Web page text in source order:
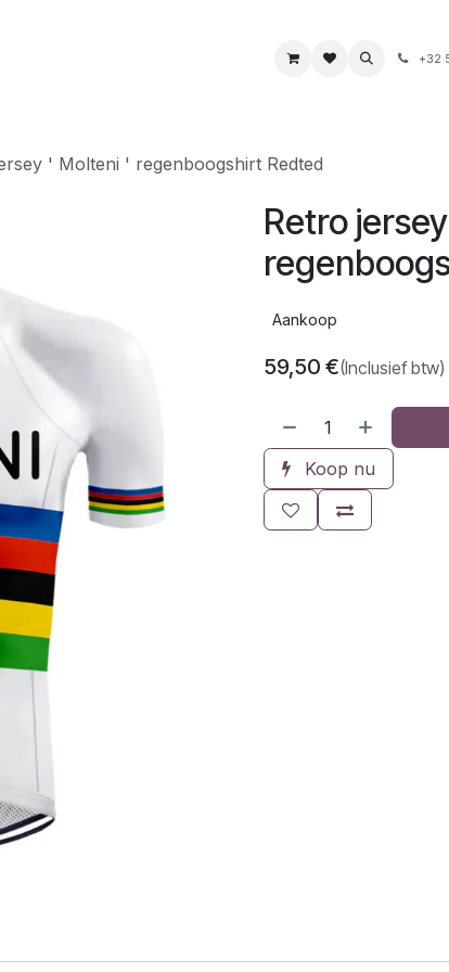
Juwelen +32
' Molteni ' regenboogshirt Redted
Retro
Aankoop
59,50 €(Inclusief btw)
Koop nu